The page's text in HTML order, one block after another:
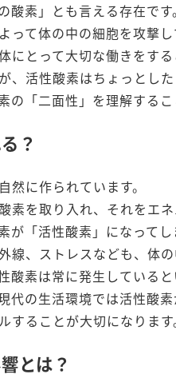
素」とも言える存在です。
て体の中の細胞を攻撃し
にとって大切な働きをする
、活性酸素はちょっとし
の「二面性」を理解するこ
？
然に作られています。
素を取り入れ、それをエネ
「活性酸素」になってし
線、ストレスなども、体
酸素は常に発生していると
代の生活環境では活性酸
ることが大切になります
とは？